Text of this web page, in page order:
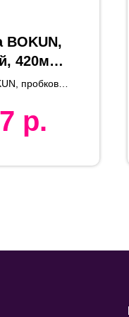
BOKUN,
420мл,
пробковое
р.